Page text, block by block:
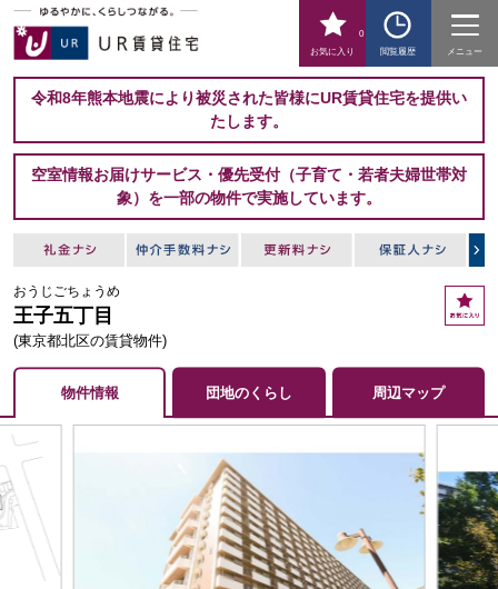
お気に入り
0
閲覧履歴
メニュー
令和8年熊本地震により被災された皆様にUR賃貸住宅を提供い
たします。
空室情報お届けサービス・優先受付（子育て・若者夫婦世帯対
象）を一部の物件で実施しています。
おうじごちょうめ
王子五丁目
(東京都北区の賃貸物件)
お
気
物件情報 団地のくらし 周辺マップ